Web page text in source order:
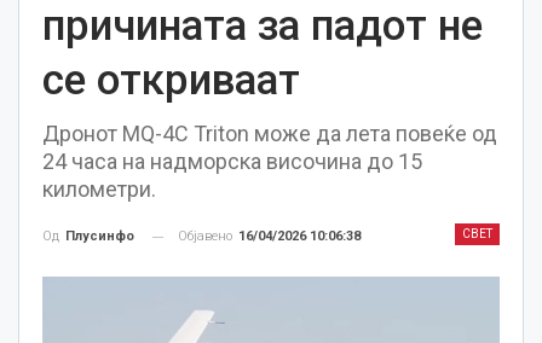
причината за падот не
се откриваат
Дронот MQ-4C Triton може да лета повеќе од
24 часа на надморска височина до 15
километри.
СВЕТ
Од Плусинфо Објавено 16/04/2026 10:06:38